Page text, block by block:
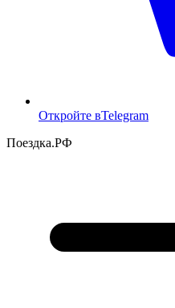
Откройте вTelegram
Поездка.РФ